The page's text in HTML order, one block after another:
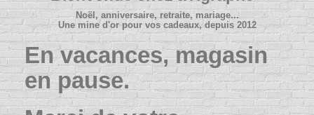
Noël, anniversaire, retraite, mariage...
Une mine d'or pour vos cadeaux, depuis 2012
En vacances, magasin
en pause.